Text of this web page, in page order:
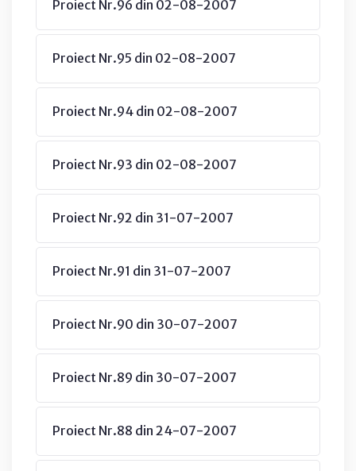
Proiect Nr.96 din 02-08-2007
Proiect Nr.95 din 02-08-2007
Proiect Nr.94 din 02-08-2007
Proiect Nr.93 din 02-08-2007
Proiect Nr.92 din 31-07-2007
Proiect Nr.91 din 31-07-2007
Proiect Nr.90 din 30-07-2007
Proiect Nr.89 din 30-07-2007
Proiect Nr.88 din 24-07-2007